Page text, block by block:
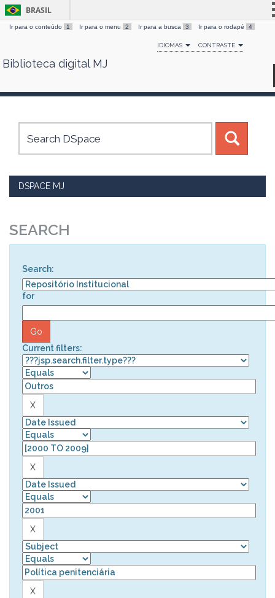
Skip
BRASIL
Simplifique!
Comunica BR
Canais
Ir para o conteúdo 1 Ir para o menu 2 Ir para a busca 3 Ir para o rodapé 4
IDIOMAS CONTRASTE
Biblioteca digital MJ
DSPACE MJ
SEARCH
Search:
for
Current filters: